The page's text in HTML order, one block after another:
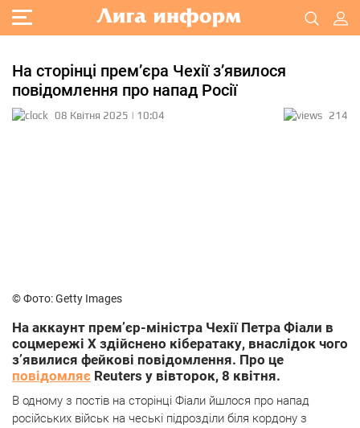
На сторінці прем’єра Чехії з’явилося
повідомлення про напад Росії
08 Квітня 2025 | 10:04 214
© Фото: Getty Images
На аккаунт прем’єр-міністра Чехії Петра Фіали в
соцмережі Х здійснено кібератаку, внаслідок чого
з’явилися фейкові повідомлення. Про це
повідомляє Reuters у вівторок, 8 квітня.
В одному з постів на сторінці Фіали йшлося про напад
російських військ на чеські підрозділи біля кордону з